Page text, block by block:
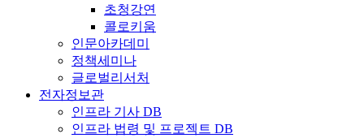
초청강연
콜로키움
인문아카데미
정책세미나
글로벌리서처
전자정보관
인프라 기사 DB
인프라 법령 및 프로젝트 DB